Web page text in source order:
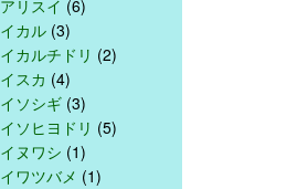
アリスイ (6)
イカル (3)
イカルチドリ (2)
イスカ (4)
イソシギ (3)
イソヒヨドリ (5)
イヌワシ (1)
イワツバメ (1)